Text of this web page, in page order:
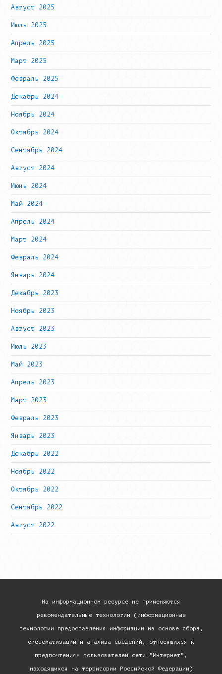
Август 2025
Июль 2025
Апрель 2025
Март 2025
Февраль 2025
Декабрь 2024
Ноябрь 2024
Октябрь 2024
Сентябрь 2024
Август 2024
Июнь 2024
Май 2024
Апрель 2024
Март 2024
Февраль 2024
Январь 2024
Декабрь 2023
Ноябрь 2023
Август 2023
Июль 2023
Май 2023
Апрель 2023
Март 2023
Февраль 2023
Январь 2023
Декабрь 2022
Ноябрь 2022
Октябрь 2022
Сентябрь 2022
Август 2022
На информационном ресурсе не применяются
рекомендательные технологии (информационные
технологии предоставления информации на основе сбора,
систематизации и анализа сведений, относящихся к
предпочтениям пользователей сети "Интернет",
находящихся на территории Российской Федерации)